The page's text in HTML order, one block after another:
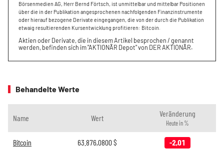
Börsenmedien AG, Herr Bernd Förtsch, ist unmittelbar und mittelbar Positionen
über die in der Publikation angesprochenen nachfolgenden Finanzinstrumente
oder hierauf bezogene Derivate eingegangen, die von der durch die Publikation
etwaig resultierenden Kursentwicklung profitieren: Bitcoin.
Aktien oder Derivate, die in diesem Artikel besprochen / genannt
werden, befinden sich im "AKTIONÄR Depot" von DER AKTIONÄR.
Behandelte Werte
Name Wert Veränderung
Heute in %
Bitcoin 63.876,0800$ -2,01